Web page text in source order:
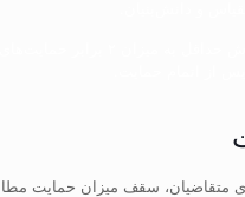
متقاضیان، سقف میزان حمایت